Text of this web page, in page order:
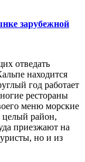
зарубежной
отведать
находится
год работает
рестораны
меню морские
целый район,
приезжают на
но и из